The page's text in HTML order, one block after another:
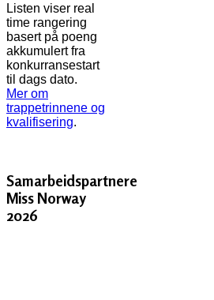
Listen viser real
time rangering
basert på poeng
akkumulert fra
konkurransestart
til dags dato.
Mer om
trappetrinnene og
kvalifisering.
Samarbeidspartnere
Miss Norway
2026